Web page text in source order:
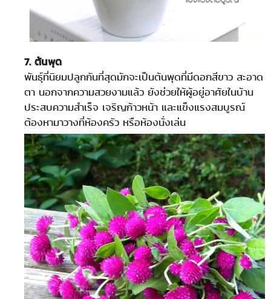
7. ต้นพุด
พันธุ์ที่นิยมปลูกกันที่สุดมักจะเป็นต้นพุดที่มีดอกสีขาว สะอาด
ตา นอกจากความสวยงามแล้ว ยังช่วยให้ผู้อยู่อาศัยในบ้าน
ประสบความสำเร็จ เจริญก้าวหน้า และแข็งแรงสมบูรณ์
ต้องหามาวางที่ห้องครัว หรือห้องนั่งเล่น